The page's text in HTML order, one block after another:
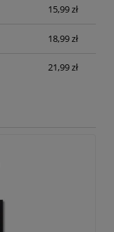
15,99 zł
18,99 zł
21,99 zł